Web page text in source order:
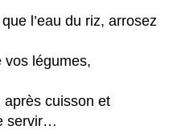
l’eau du riz, arrosez
vos légumes,
cuisson et
servir…